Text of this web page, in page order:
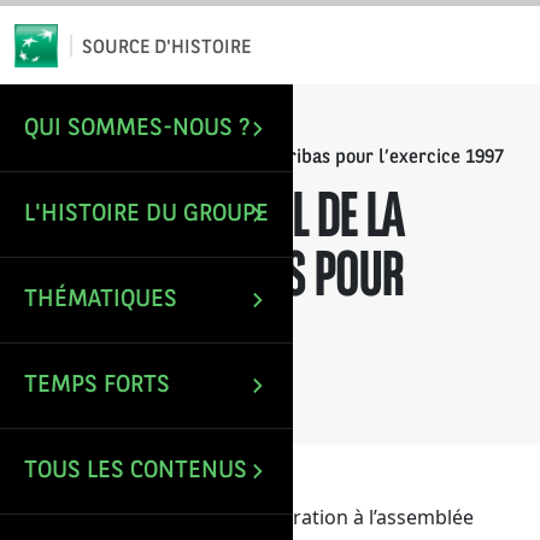
SOURCE D'HISTOIRE
QUI SOMMES-NOUS ?
L'HISTOIRE DU GROUPE
THÉMATIQUES
TEMPS FORTS
TOUS LES CONTENUS
ACCUEIL/ RAPPORTS ANNUELS/
Rapport annuel de la Banque Paribas pour l’exercice 1997
RAPPORT ANNUEL DE LA
BANQUE PARIBAS POUR
L’EXERCICE 1997
Mise à jour le : 5 Avr 2023
Rapport du conseil d’administration à l’assemblée
Email